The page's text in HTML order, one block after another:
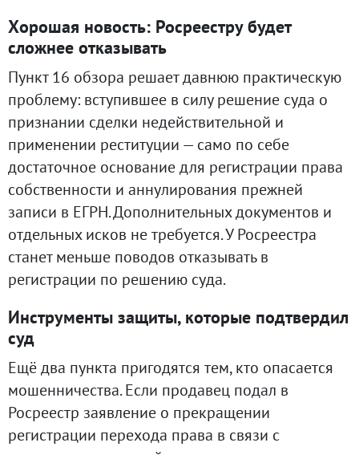
Хорошая новость: Росреестру будет
сложнее отказывать
Пункт 16 обзора решает давнюю практическую
проблему: вступившее в силу решение суда о
признании сделки недействительной и
применении реституции — само по себе
достаточное основание для регистрации права
собственности и аннулирования прежней
записи в ЕГРН. Дополнительных документов и
отдельных исков не требуется. У Росреестра
станет меньше поводов отказывать в
регистрации по решению суда.
Инструменты защиты, которые подтвердил
суд
Ещё два пункта пригодятся тем, кто опасается
мошенничества. Если продавец подал в
Росреестр заявление о прекращении
регистрации перехода права в связи с